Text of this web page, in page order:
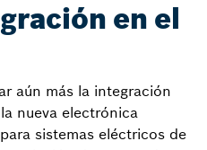
en el
aún más la integración
nueva electrónica
sistemas eléctricos de